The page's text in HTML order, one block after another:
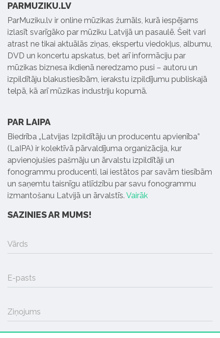
PARMUZIKU.LV
ParMuziku.lv ir online mūzikas žurnāls, kurā iespējams
izlasīt svarīgāko par mūziku Latvijā un pasaulē. Šeit vari
atrast ne tikai aktuālās ziņas, ekspertu viedokļus, albumu,
DVD un koncertu apskatus, bet arī informāciju par
mūzikas biznesa ikdienā neredzamo pusi – autoru un
izpildītāju blakustiesībām, ierakstu izpildījumu publiskajā
telpā, kā arī mūzikas industriju kopumā.
PAR LAIPA
Biedrība „Latvijas Izpildītāju un producentu apvienība”
(LaIPA) ir kolektīvā pārvaldījuma organizācija, kur
apvienojušies pašmāju un ārvalstu izpildītāji un
fonogrammu producenti, lai iestātos par savām tiesībām
un saņemtu taisnīgu atlīdzību par savu fonogrammu
izmantošanu Latvijā un ārvalstīs. Vairāk
SAZINIES AR MUMS!
Vārds
E-pasts
Ziņojums